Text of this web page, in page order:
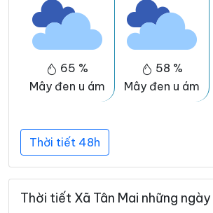
65 %
Mây đen u ám
58 %
Mây đen u ám
Thời tiết 48h
Thời tiết Xã Tân Mai những